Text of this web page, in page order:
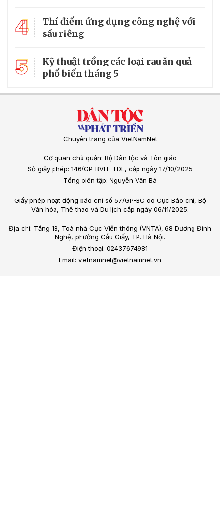
4
Thí điểm ứng dụng công nghệ với
sầu riêng
5
Kỹ thuật trồng các loại rau ăn quả
phổ biến tháng 5
Chuyên trang của VietNamNet
Cơ quan chủ quản: Bộ Dân tộc và Tôn giáo
Số giấy phép: 146/GP-BVHTTDL, cấp ngày 17/10/2025
Tổng biên tập: Nguyễn Văn Bá
Giấy phép hoạt động báo chí số 57/GP-BC do Cục Báo chí, Bộ
Văn hóa, Thể thao và Du lịch cấp ngày 06/11/2025.
Địa chỉ: Tầng 18, Toà nhà Cục Viễn thông (VNTA), 68 Dương Đình
Nghệ, phường Cầu Giấy, TP. Hà Nội.
Điện thoại: 02437674981
Email: vietnamnet@vietnamnet.vn